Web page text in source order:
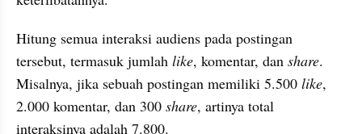
Hitung semua interaksi audiens pada postingan
tersebut, termasuk jumlah like, komentar, dan share.
Misalnya, jika sebuah postingan memiliki 5.500 like,
2.000 komentar, dan 300 share, artinya total
interaksinya adalah 7.800.